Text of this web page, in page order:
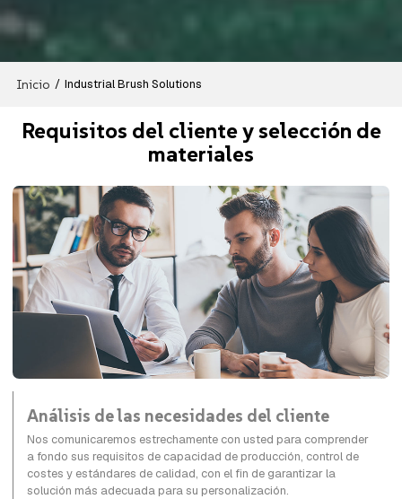
Inicio / Industrial Brush Solutions
Requisitos del cliente y selección de
materiales
Análisis de las necesidades del cliente
Nos comunicaremos estrechamente con usted para comprender
a fondo sus requisitos de capacidad de producción, control de
costes y estándares de calidad, con el fin de garantizar la
solución más adecuada para su personalización.